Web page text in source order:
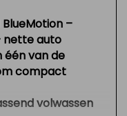
–
nette auto
één van de
compact
volwassen